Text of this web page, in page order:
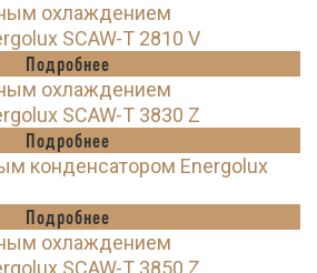
охлаждением
SCAW-T 2810 V
Подробнее
охлаждением
SCAW-T 3830 Z
Подробнее
конденсатором Energolux
Подробнее
охлаждением
SCAW-T 3850 Z